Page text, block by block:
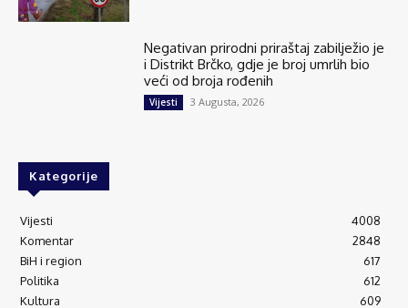
Negativan prirodni priraštaj zabilježio je
i Distrikt Brčko, gdje je broj umrlih bio
veći od broja rođenih
Vijesti 3 Augusta, 2026
Kategorije
Vijesti
4008
Komentar
2848
BiH i region
617
Politika
612
Kultura
609